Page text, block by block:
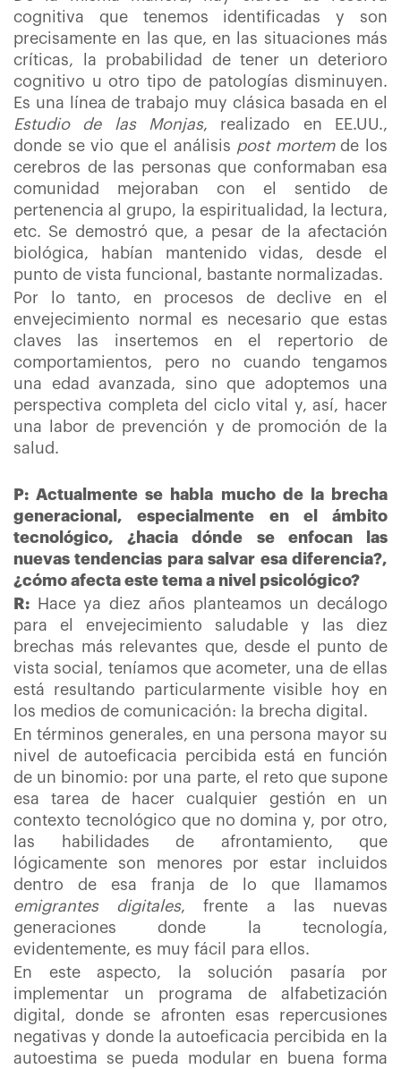
cognitiva que tenemos identificadas y son
precisamente en las que, en las situaciones más
críticas, la probabilidad de tener un deterioro
cognitivo u otro tipo de patologías disminuyen.
Es una línea de trabajo muy clásica basada en el
Estudio de las Monjas, realizado en EE.UU.,
donde se vio que el análisis post mortemde los
cerebros de las personas que conformaban esa
comunidad mejoraban con el sentido de
pertenencia al grupo, la espiritualidad, la lectura,
etc. Se demostró que, a pesar de la afectación
biológica, habían mantenido vidas, desde el
punto de vista funcional, bastante normalizadas.
Por lo tanto, en procesos de declive en el
envejecimiento normal es necesario que estas
claves las insertemos en el repertorio de
comportamientos, pero no cuando tengamos
una edad avanzada, sino que adoptemos una
perspectiva completa del ciclo vital y, así, hacer
una labor de prevención y de promoción de la
salud.
P: Actualmente se habla mucho de la brecha
generacional, especialmente en el ámbito
tecnológico, ¿hacia dónde se enfocan las
nuevas tendencias para salvar esa diferencia?,
¿cómo afecta este tema a nivel psicológico?
R: Hace ya diez años planteamos un decálogo
para el envejecimiento saludable y las diez
brechas más relevantes que, desde el punto de
vista social, teníamos que acometer, una de ellas
está resultando particularmente visible hoy en
los medios de comunicación: la brecha digital.
En términos generales, en una persona mayor su
nivel de autoeficacia percibida está en función
de un binomio: por una parte, el reto que supone
esa tarea de hacer cualquier gestión en un
contexto tecnológico que no domina y, por otro,
las habilidades de afrontamiento, que
lógicamente son menores por estar incluidos
dentro de esa franja de lo que llamamos
emigrantes digitales, frente a las nuevas
generaciones donde la tecnología,
evidentemente, es muy fácil para ellos.
En este aspecto, la solución pasaría por
implementar un programa de alfabetización
digital, donde se afronten esas repercusiones
negativas y donde la autoeficacia percibida en la
autoestima se pueda modular en buena forma